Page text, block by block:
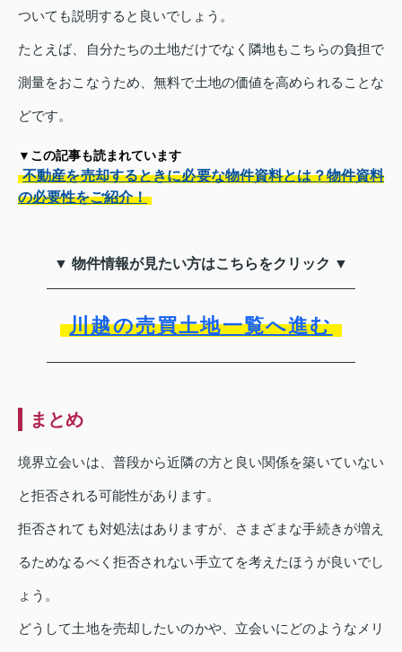
ついても説明すると良いでしょう。
たとえば、自分たちの土地だけでなく隣地もこちらの負担で
測量をおこなうため、無料で土地の価値を高められることな
どです。
▼この記事も読まれています
不動産を売却するときに必要な物件資料とは？物件資料
の必要性をご紹介！
▼ 物件情報が見たい方はこちらをクリック ▼
川越の売買土地一覧へ進む
まとめ
境界立会いは、普段から近隣の方と良い関係を築いていない
と拒否される可能性があります。
拒否されても対処法はありますが、さまざまな手続きが増え
るためなるべく拒否されない手立てを考えたほうが良いでし
ょう。
どうして土地を売却したいのかや、立会いにどのようなメリ